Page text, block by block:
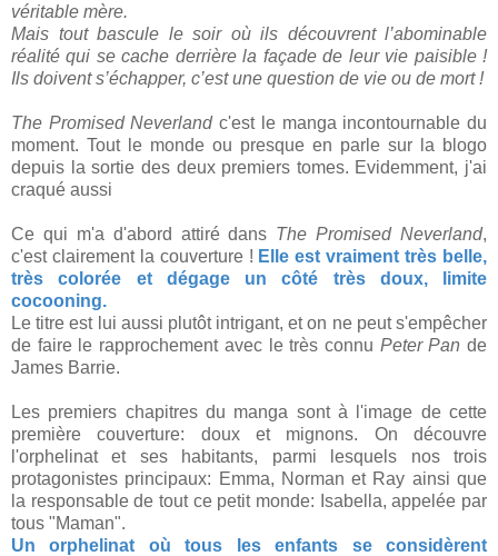
véritable mère.
Mais tout bascule le soir où ils découvrent l’abominable
réalité qui se cache derrière la façade de leur vie paisible !
Ils doivent s’échapper, c’est une question de vie ou de mort !
The Promised Neverlandc'est le manga incontournable du
moment. Tout le monde ou presque en parle sur la blogo
depuis la sortie des deux premiers tomes. Evidemment, j'ai
craqué aussi
Ce qui m'a d'abord attiré dans The Promised Neverland,
c'est clairement la couverture ! Elle est vraiment très belle,
très colorée et dégage un côté très doux, limite
cocooning.
Le titre est lui aussi plutôt intrigant, et on ne peut s'empêcher
de faire le rapprochement avec le très connu Peter Pan de
James Barrie.
Les premiers chapitres du manga sont à l'image de cette
première couverture: doux et mignons. On découvre
l'orphelinat et ses habitants, parmi lesquels nos trois
protagonistes principaux: Emma, Norman et Ray ainsi que
la responsable de tout ce petit monde: Isabella, appelée par
tous "Maman".
Un orphelinat où tous les enfants se considèrent